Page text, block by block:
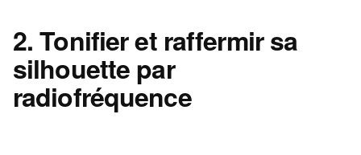
2. Tonifier et raffermir sa
silhouette par
radiofréquence